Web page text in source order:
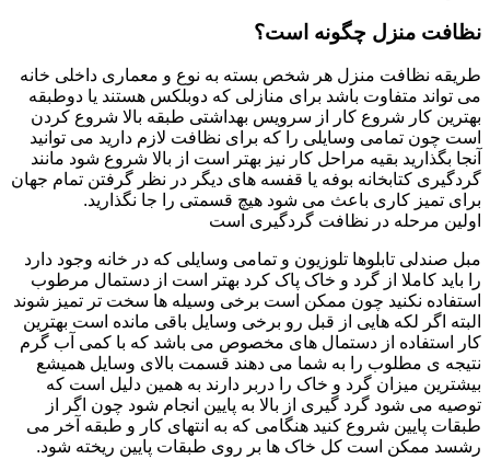
نظافت منزل چگونه است؟
طریقه نظافت منزل هر شخص بسته به نوع و معماری داخلی خانه
می تواند متفاوت باشد برای منازلی که دوبلکس هستند یا دوطبقه
بهترین کار شروع کار از سرویس بهداشتی طبقه بالا شروع کردن
است چون تمامی وسایلی را که برای نظافت لازم دارید می توانید
آنجا بگذارید بقیه مراحل کار نیز بهتر است از بالا شروع شود مانند
گردگیری کتابخانه بوفه یا قفسه های دیگر در نظر گرفتن تمام جهان
برای تمیز کاری باعث می شود هیچ قسمتی را جا نگذارید.
اولین مرحله در نظافت گردگیری است
مبل صندلی تابلوها تلوزیون و تمامی وسایلی که در خانه وجود دارد
را باید کاملا از گرد و خاک پاک کرد بهتر است از دستمال مرطوب
استفاده نکنید چون ممکن است برخی وسیله ها سخت تر تمیز شوند
البته اگر لکه هایی از قبل رو برخی وسایل باقی مانده است بهترین
کار استفاده از دستمال های مخصوص می باشد که با کمی آب گرم
نتیجه ی مطلوب را به شما می دهند قسمت بالای وسایل همیشع
بیشترین میزان گرد و خاک را دربر دارند به همین دلیل است که
توصیه می شود گرد گیری از بالا به پایین انجام شود چون اگر از
طبقات پایین شروع کنید هنگامی که به انتهای کار و طبقه آخر می
رشسد ممکن است کل خاک ها بر روی طبقات پایین ریخته شود.